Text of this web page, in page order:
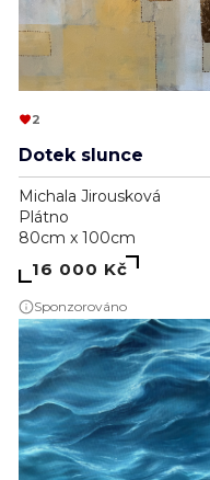
2
Dotek slunce
Michala Jirousková
Plátno
80cm x 100cm
16 000 Kč
Sponzorováno